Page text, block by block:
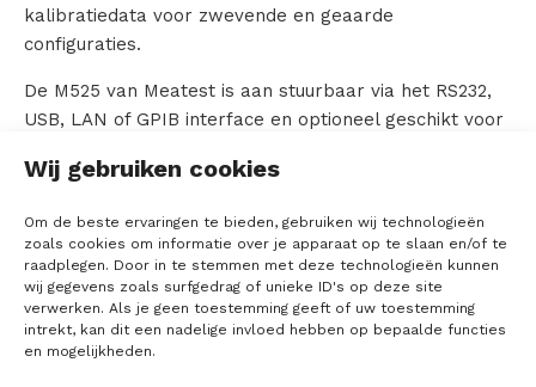
Wij gebruiken cookies
Om de beste ervaringen te bieden, gebruiken wij technologieën
zoals cookies om informatie over je apparaat op te slaan en/of te
raadplegen. Door in te stemmen met deze technologieën kunnen
wij gegevens zoals surfgedrag of unieke ID's op deze site
verwerken. Als je geen toestemming geeft of uw toestemming
intrekt, kan dit een nadelige invloed hebben op bepaalde functies
en mogelijkheden.
V
h
u
u
kalibratiedata voor zwevende en geaarde
configuraties.
De M525 van Meatest is aan stuurbaar via het RS232,
USB, LAN of GPIB interface en optioneel geschikt voor
M525 datasheet.
Ga terug naar het overzicht